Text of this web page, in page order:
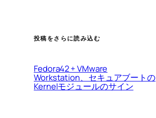
投稿をさらに読み込む
Fedora42 + VMware
Workstation、セキュアブートの
Kernelモジュールのサイン